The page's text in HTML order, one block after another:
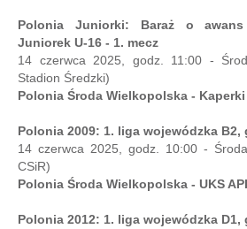
Polonia Juniorki: Baraż o
Juniorek U-16 - 1. mecz
14 czerwca 2025, godz. 11:00 -
Stadion Średzki)
Polonia Środa Wielkopolska -
Polonia 2009: 1. liga wojewódzka B2,
14 czerwca 2025, godz. 10:00 -
CSiR)
Polonia Środa Wielkopolska - UKS
Polonia 2012: 1. liga wojewódzka D1,